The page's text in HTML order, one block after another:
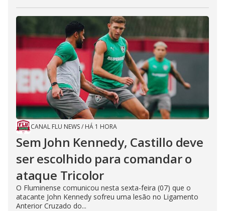
CANAL FLU NEWS/ HÁ 1 HORA
Sem John Kennedy, Castillo deve
ser escolhido para comandar o
ataque Tricolor
O Fluminense comunicou nesta sexta-feira (07) que o
atacante John Kennedy sofreu uma lesão no Ligamento
Anterior Cruzado do...